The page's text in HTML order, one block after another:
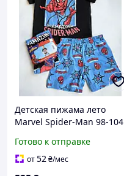
Детская пижама лето
Marvel Spider-Man 98-104
Готово к отправке
от52₴/мес